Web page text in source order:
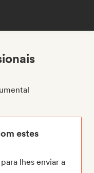
estes
lhes enviar a